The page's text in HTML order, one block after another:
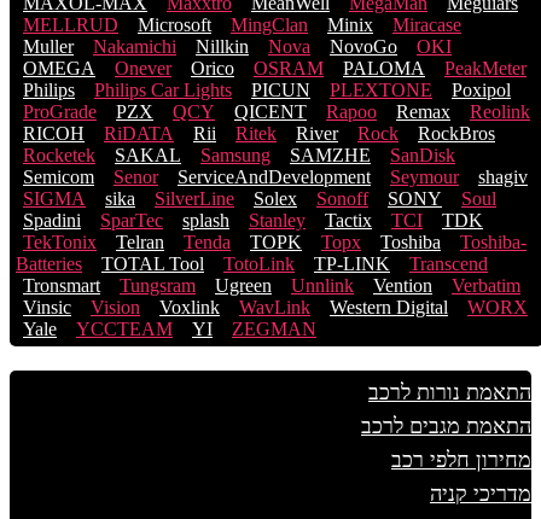
MELLRUD
Microsoft MingClan Minix
Miracase
Muller
Nakamichi Nillkin Nova NovoGo
OKI
OMEGA
Onever Orico OSRAM PALOMA
PeakMeter
Philips
Philips Car Lights PICUN PLEXTONE
Poxipol
ProGrade
PZX QCY QICENT Rapoo Remax
Reolink
RICOH
RiDATA Rii Ritek River Rock
RockBros
Rocketek
SAKAL Samsung SAMZHE
SanDisk
Semicom
Senor ServiceAndDevelopment Seymour
shagiv
SIGMA
sika SilverLine Solex Sonoff SONY
Soul
Spadini
SparTec splash Stanley Tactix TCI
TDK
TekTonix
Telran Tenda TOPK Topx Toshiba
Toshiba-
Batteries
TOTAL Tool TotoLink TP-LINK
Transcend
Tronsmart
Tungsram Ugreen Unnlink Vention
Verbatim
Vinsic
Vision Voxlink WavLink Western Digital
WORX
Yale
YCCTEAM YI ZEGMAN
התאמת נורות לרכב
התאמת מגבים לרכב
מחירון חלפי רכב
מדריכי קניה